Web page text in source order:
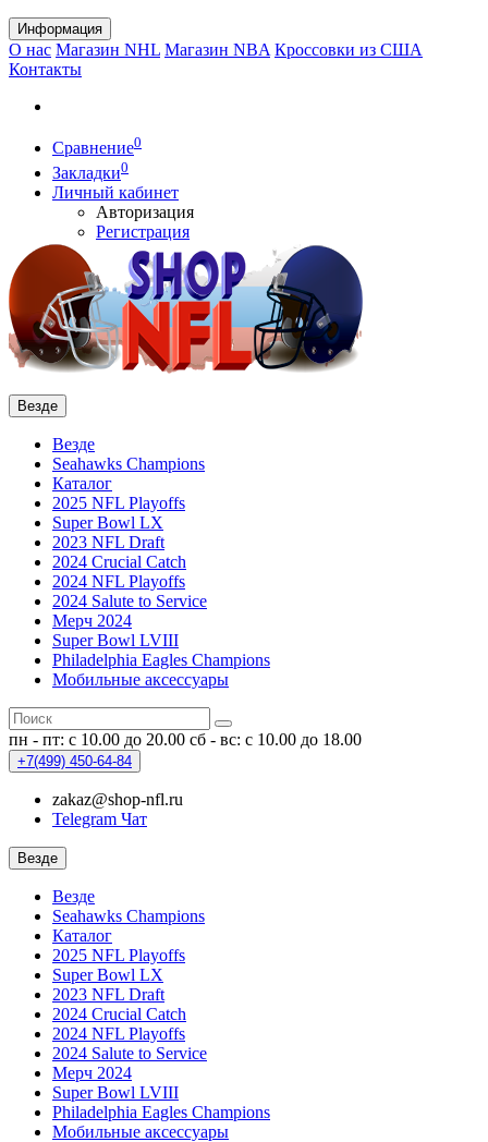
Информация
О нас Магазин NHL Магазин NBA Кроссовки из США
Контакты
Сравнение0
Закладки0
Личный кабинет
Авторизация
Регистрация
Везде
Везде
Seahawks Champions
Каталог
2025 NFL Playoffs
Super Bowl LX
2023 NFL Draft
2024 Crucial Catch
2024 NFL Playoffs
2024 Salute to Service
Мерч 2024
Super Bowl LVIII
Philadelphia Eagles Champions
Мобильные аксессуары
пн - пт: с 10.00 до 20.00 сб - вс: с 10.00 до 18.00
+7(499) 450-64-84
zakaz@shop-nfl.ru
Telegram Чат
Везде
Везде
Seahawks Champions
Каталог
2025 NFL Playoffs
Super Bowl LX
2023 NFL Draft
2024 Crucial Catch
2024 NFL Playoffs
2024 Salute to Service
Мерч 2024
Super Bowl LVIII
Philadelphia Eagles Champions
Мобильные аксессуары